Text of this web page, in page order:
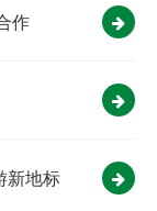
作
新地标